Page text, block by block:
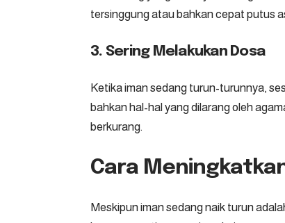
tersinggung atau bahkan cepat putus
3. Sering Melakukan Dosa
Ketika iman sedang turun-turunnya,
bahkan hal-hal yang dilarang oleh
berkurang.
Cara
Meskipun iman sedang naik turun